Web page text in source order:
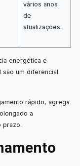
vários anos
de
atualizações.
energética e
são um diferencial
rápido, agrega
a
prazo.